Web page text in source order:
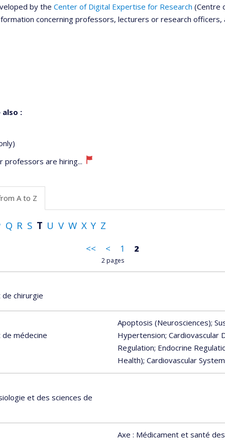
by the Center of Digital Expertise for Research (Centre
concerning professors, lecturers or research officers,
:
professors are hiring...
A to Z
Q R S T U V W X Y Z
<< < 1 2
2 pages
chirurgie
médecine
Apoptosis (Neurosciences);
Hypertension; Cardiovascular
Regulation; Endocrine
Health); Cardiovascular System
et des sciences de
Axe : Médicament et santé